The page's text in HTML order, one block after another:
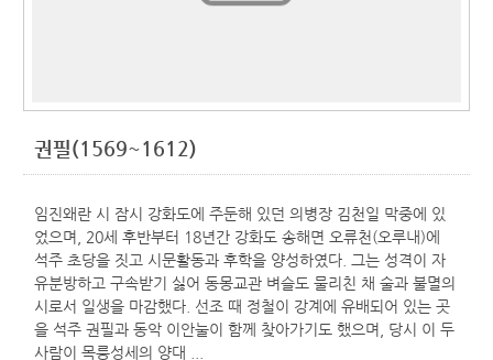
권필(1569~1612)
임진왜란 시 잠시 강화도에 주둔해 있던 의병장 김천일 막중에 있
었으며, 20세 후반부터 18년간 강화도 송해면 오류천(오루내)에
석주 초당을 짓고 시문활동과 후학을 양성하였다. 그는 성격이 자
유분방하고 구속받기 싫어 동몽교관 벼슬도 물리친 채 술과 불멸의
시로서 일생을 마감했다. 선조 때 정철이 강계에 유배되어 있는 곳
을 석주 권필과 동악 이안눌이 함께 찾아가기도 했으며, 당시 이 두
사람이 목릉성세의 양대 ...